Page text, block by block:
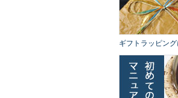
ギフトラッピン